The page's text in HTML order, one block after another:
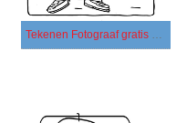
Tekenen Fotograaf gratis simpel